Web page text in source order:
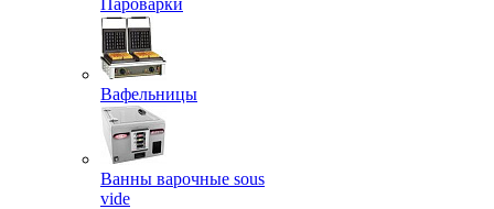
Вафельницы
Ванны варочные sous
vide